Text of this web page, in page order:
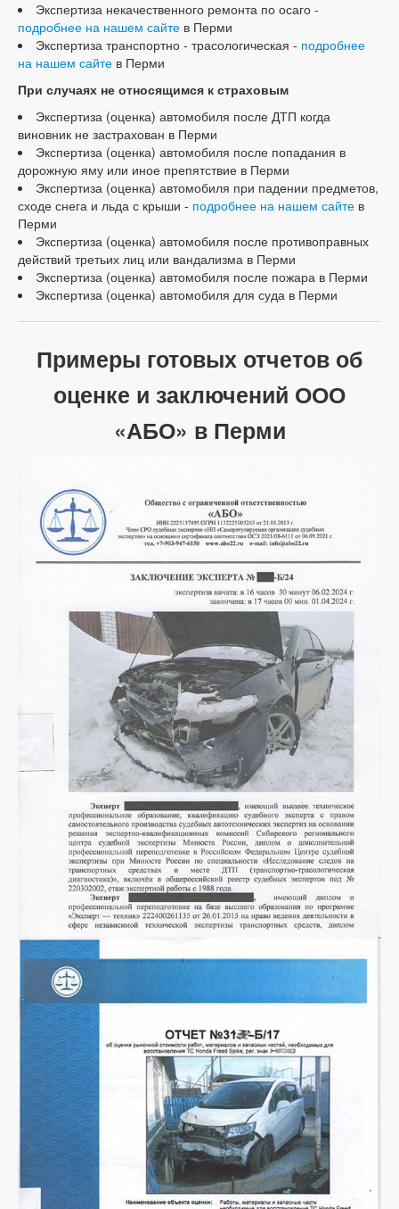
Экспертиза некачественного ремонта по осаго -
подробнее на нашем сайте в Перми
Экспертиза транспортно - трасологическая - подробнее
на нашем сайте в Перми
При случаях не относящимся к страховым
Экспертиза (оценка) автомобиля после ДТП когда
виновник не застрахован в Перми
Экспертиза (оценка) автомобиля после попадания в
дорожную яму или иное препятствие в Перми
Экспертиза (оценка) автомобиля при падении предметов,
сходе снега и льда с крыши - подробнее на нашем сайте в
Перми
Экспертиза (оценка) автомобиля после противоправных
действий третьих лиц или вандализма в Перми
Экспертиза (оценка) автомобиля после пожара в Перми
Экспертиза (оценка) автомобиля для суда в Перми
Примеры готовых отчетов об
оценке и заключений ООО
«АБО» в Перми